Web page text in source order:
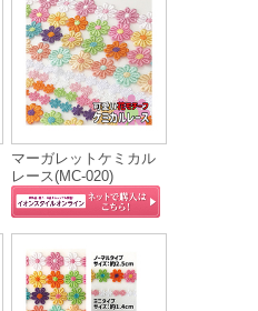
マーガレットケミカル
レース(MC‐020)